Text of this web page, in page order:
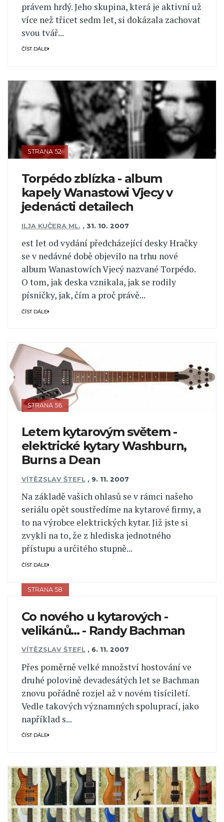
právem hrdý. Jeho skupina, která je aktivní už
více než třicet sedm let, si dokázala zachovat
svou tvář...
ČÍST DÁLE
STRANA 52
Torpédo zblízka - album
kapely Wanastowi Vjecy v
jedenácti detailech
ILJA KUČERA ML. , 31. 10. 2007
est let od vydání předcházející desky Hračky
se v nedávné době objevilo na trhu nové
album Wanastowích Vjecý nazvané Torpédo.
O tom, jak deska vznikala, jak se rodily
písničky, jak, čím a proč právě...
ČÍST DÁLE
STRANA 56
Letem kytarovým světem -
elektrické kytary Washburn,
Burns a Dean
VÍTĚZSLAV ŠTEFL , 9. 11. 2007
Na základě vašich ohlasů se v rámci našeho
seriálu opět soustředíme na kytarové firmy, a
to na výrobce elektrických kytar. Již jste si
zvykli na to, že z hlediska jednotného
přístupu a určitého stupně...
ČÍST DÁLE
STRANA 58
Co nového u kytarových ­
velikánů... - Randy Bachman
VÍTĚZSLAV ŠTEFL , 6. 11. 2007
Přes poměrně velké množství hostování ve
druhé polovině devadesátých let se Bachman
znovu pořádně rozjel až v novém tisíciletí.
Vedle takových významných spoluprací, jako
například s...
ČÍST DÁLE